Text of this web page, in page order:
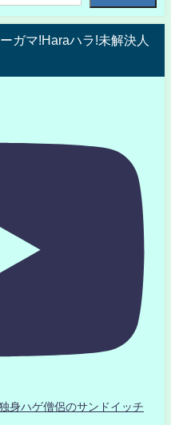
ガマ!Haraハラ!未解決人
身ハゲ僧侶のサンドイッチ